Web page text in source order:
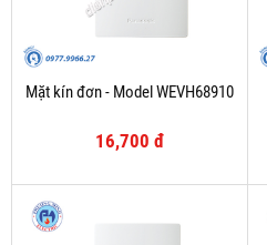
Mặt kín đơn - Model WEVH68910
16,700 đ